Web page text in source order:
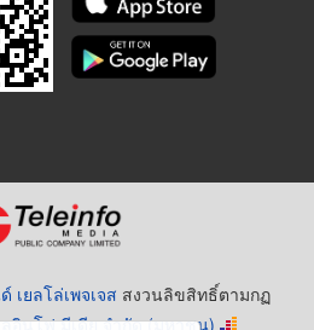
เยลโล่เพจเจส สงวนลิขสิทธิ์ตามกฏ
ลอินโฟ มีเดีย จำกัด (มหาชน)